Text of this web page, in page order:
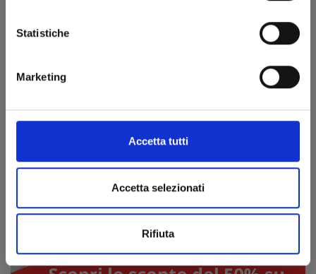
Statistiche
Marketing
Accetta tutti
Accetta selezionati
Rifiuta
MY HERO ACADEMIA: tre speciali segnascaffali pop-
due volumi